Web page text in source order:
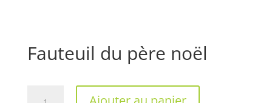
Fauteuil du père noël